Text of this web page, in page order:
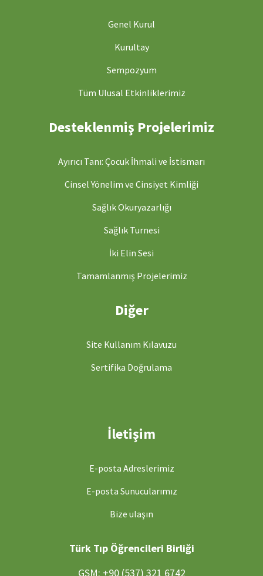
Genel Kurul
Kurultay
Sempozyum
Tüm Ulusal Etkinliklerimiz
Desteklenmiş Projelerimiz
Ayırıcı Tanı: Çocuk İhmali ve İstismarı
Cinsel Yönelim ve Cinsiyet Kimliği
Sağlık Okuryazarlığı
Sağlık Turnesi
İki Elin Sesi
Tamamlanmış Projelerimiz
Diğer
Site Kullanım Kılavuzu
Sertifika Doğrulama
İletişim
E-posta Adreslerimiz
E-posta Sunucularımız
Bize ulaşın
Türk Tıp Öğrencileri Birliği
GSM: +90 (537) 321 6742